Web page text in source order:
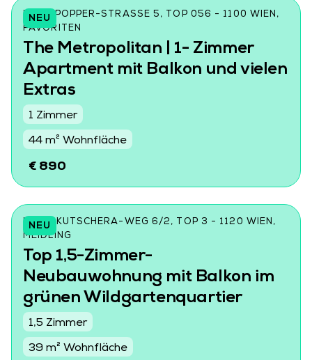
NEU
KARL-POPPER-STRASSE 5, TOP 056 - 1100 WIEN, F
AVORITEN
The Metropolitan | 1- Zimmer
Apartment mit Balkon und vielen
Extras
1 Zimmer
44 m² Wohnfläche
€ 890
NEU
LORE-KUTSCHERA-WEG 6/2, TOP 3 - 1120 WIEN,
MEIDLING
Top 1,5-Zimmer-
Neubauwohnung mit Balkon im
grünen Wildgartenquartier
1,5 Zimmer
39 m² Wohnfläche